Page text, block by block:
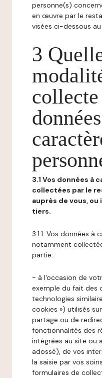
personne(s)
en œuvre par le
visées ci-dessous
3
3.1 Vos données à
collectées par le
auprès de vous,
tiers.
3.1.1. Vos données
notamment
partie:
- à l'occasion de
exemple du fait des
technologies
cookies ») utilisés
partage ou de
fonctionnalités des
intégrées au site ou
adossé), de vos
la saisie par vos
formulaires de